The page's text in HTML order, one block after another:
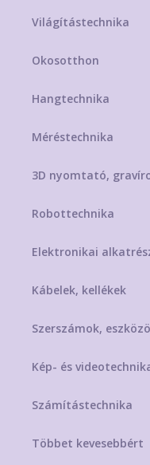
Világítástechnika
Okosotthon
Hangtechnika
Méréstechnika
3D nyomtató,
Robottechnika
Elektronikai
Kábelek, kellékek
Szerszámok,
Kép- és
Számítástechnika
Többet kevesebbért